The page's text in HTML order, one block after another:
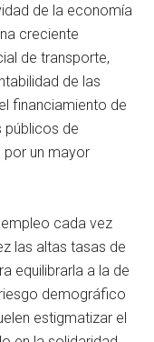
de la economía
creciente
de transporte,
de las
financiamiento de
públicos de
por un mayor
cada vez
las altas tasas de
equilibrarla a la de
demográfico
estigmatizar el